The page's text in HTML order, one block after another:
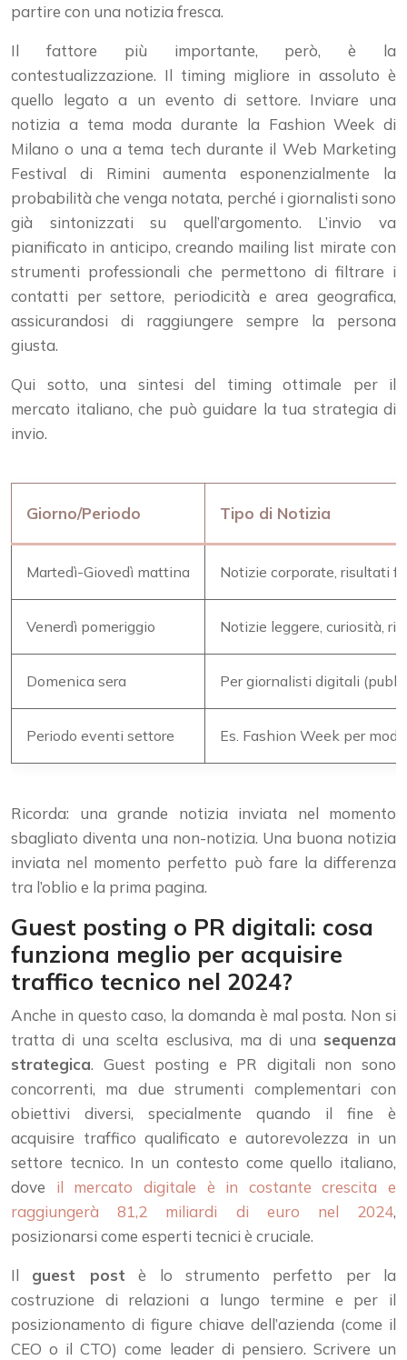
partire con una notizia fresca.
Il fattore più importante, però, è la
contestualizzazione. Il timing migliore in assoluto è
quello legato a un evento di settore. Inviare una
notizia a tema moda durante la Fashion Week di
Milano o una a tema tech durante il Web Marketing
Festival di Rimini aumenta esponenzialmente la
probabilità che venga notata, perché i giornalisti sono
già sintonizzati su quell’argomento. L’invio va
pianificato in anticipo, creando mailing list mirate con
strumenti professionali che permettono di filtrare i
contatti per settore, periodicità e area geografica,
assicurandosi di raggiungere sempre la persona
giusta.
Qui sotto, una sintesi del timing ottimale per il
mercato italiano, che può guidare la tua strategia di
invio.
Giorno/Periodo Tipo di Notizia
Martedì-Giovedì mattina Notizie corporate, risultati
Venerdì pomeriggio Notizie leggere, curiosità,
Domenica sera Per giornalisti digitali
Periodo eventi settore Es. Fashion Week per
Ricorda: una grande notizia inviata nel momento
sbagliato diventa una non-notizia. Una buona notizia
inviata nel momento perfetto può fare la differenza
tra l’oblio e la prima pagina.
Guest posting o PR digitali: cosa
funziona meglio per acquisire
traffico tecnico nel 2024?
Anche in questo caso, la domanda è mal posta. Non si
tratta di una scelta esclusiva, ma di una sequenza
strategica. Guest posting e PR digitali non sono
concorrenti, ma due strumenti complementari con
obiettivi diversi, specialmente quando il fine è
acquisire traffico qualificato e autorevolezza in un
settore tecnico. In un contesto come quello italiano,
dove il mercato digitale è in costante crescita e
raggiungerà 81,2 miliardi di euro nel 2024,
posizionarsi come esperti tecnici è cruciale.
Il guest post è lo strumento perfetto per la
costruzione di relazioni a lungo termine e per il
posizionamento di figure chiave dell’azienda (come il
CEO o il CTO) come leader di pensiero. Scrivere un